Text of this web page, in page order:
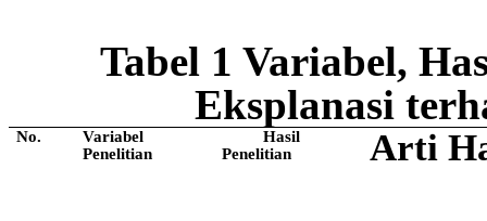
Tabel 1 Variabel,
Eksplanasi
No.
Variabel
Penelitian
Hasil
Penelitian
Arti